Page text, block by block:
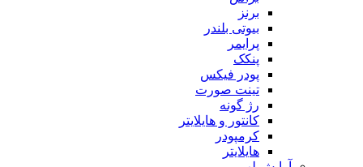
برنز
بیوتی بلندر
پرایمر
پنکک
پودر فیکس
تینت صورت
رژ گونه
کانتور و هایلایتر
کرمپودر
هایلایتر